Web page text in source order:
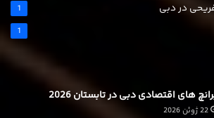
در دبی 1
1
های اقتصادی دبی در تابستان 2026
22 ژوئن 2026